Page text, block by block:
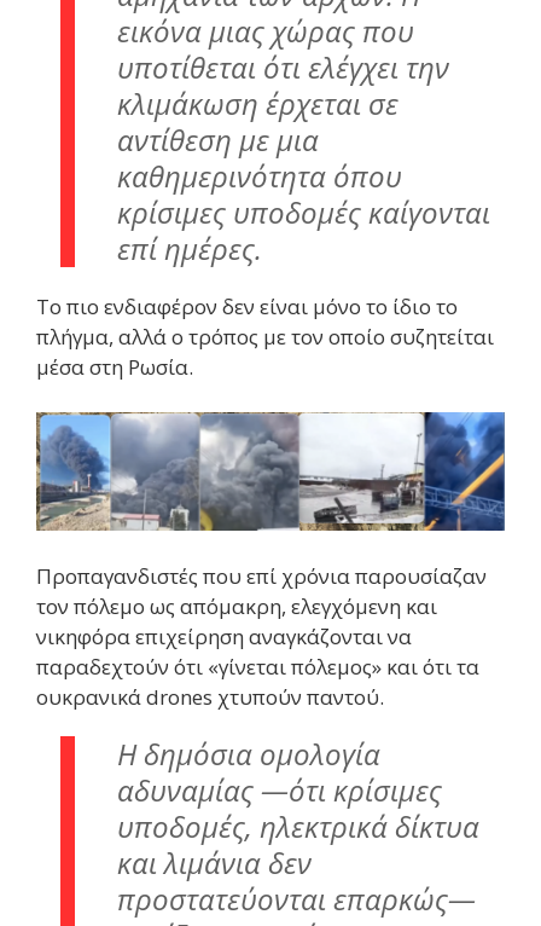
εικόνα μιας χώρας που
υποτίθεται ότι ελέγχει την
κλιμάκωση έρχεται σε
αντίθεση με μια
καθημερινότητα όπου
κρίσιμες υποδομές καίγονται
επί ημέρες.
Το πιο ενδιαφέρον δεν είναι μόνο το ίδιο το
πλήγμα, αλλά ο τρόπος με τον οποίο συζητείται
μέσα στη Ρωσία.
Προπαγανδιστές που επί χρόνια παρουσίαζαν
τον πόλεμο ως απόμακρη, ελεγχόμενη και
νικηφόρα επιχείρηση αναγκάζονται να
παραδεχτούν ότι «γίνεται πόλεμος» και ότι τα
ουκρανικά drones χτυπούν παντού.
Η δημόσια ομολογία
αδυναμίας —ότι κρίσιμες
υποδομές, ηλεκτρικά δίκτυα
και λιμάνια δεν
προστατεύονται επαρκώς—